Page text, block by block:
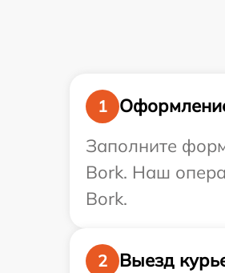
1
Заполните
Bork. Наш
Bork.
2
Выезд